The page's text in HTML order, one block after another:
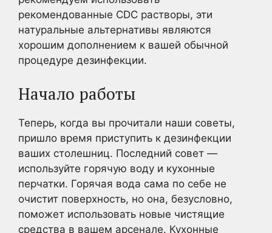
рекомендованные CDC растворы, эти
натуральные альтернативы являются
хорошим дополнением к вашей обычной
процедуре дезинфекции.
Начало работы
Теперь, когда вы прочитали наши советы,
пришло время приступить к дезинфекции
ваших столешниц. Последний совет —
используйте горячую воду и кухонные
перчатки. Горячая вода сама по себе не
очистит поверхность, но она, безусловно,
поможет использовать новые чистящие
средства в вашем арсенале. Кухонные